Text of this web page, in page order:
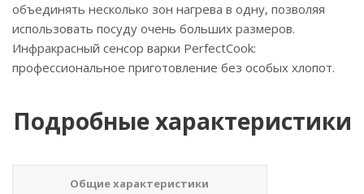
объединять несколько зон нагрева в одну, позволяя
использовать посуду очень больших размеров.
Инфракрасный сенсор варки PerfectCook:
профессиональное приготовление без особых хлопот.
Подробные характеристики
Общие характеристики